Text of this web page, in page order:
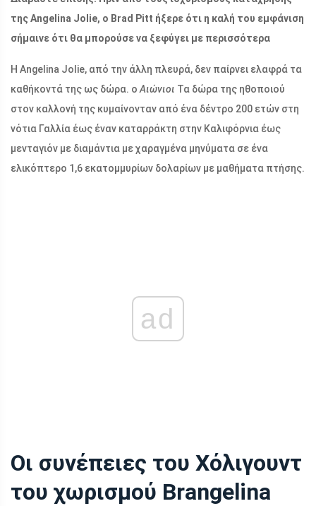
της Angelina Jolie, ο Brad Pitt ήξερε ότι η καλή του εμφάνιση
σήμαινε ότι θα μπορούσε να ξεφύγει με περισσότερα
Η Angelina Jolie, από την άλλη πλευρά, δεν παίρνει ελαφρά τα
καθήκοντά της ως δώρα. ο Αιώνιοι Τα δώρα της ηθοποιού
στον καλλονή της κυμαίνονταν από ένα δέντρο 200 ετών στη
νότια Γαλλία έως έναν καταρράκτη στην Καλιφόρνια έως
μενταγιόν με διαμάντια με χαραγμένα μηνύματα σε ένα
ελικόπτερο 1,6 εκατομμυρίων δολαρίων με μαθήματα πτήσης.
ad
Οι συνέπειες του Χόλιγουντ
του χωρισμού Brangelina